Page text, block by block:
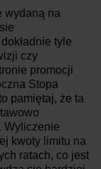
wydaną na
tyle
czy
promocji
Stopa
pamiętaj, że ta
Wyliczenie
kwoty limitu na
ratach, co jest